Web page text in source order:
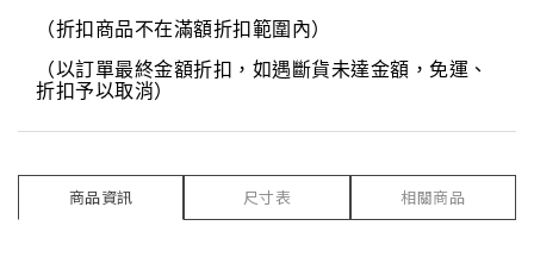
（折扣商品不在滿額折扣範圍內）
（以訂單最終金額折扣，如遇斷貨未達金額，免運、
折扣予以取消）
商品資訊 尺寸表 相關商品